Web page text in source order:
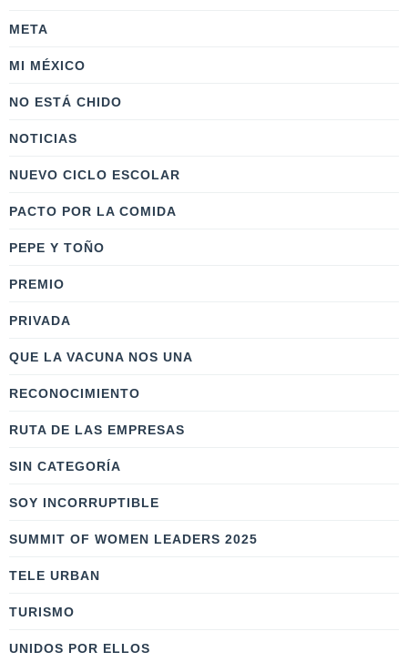
META
MI MÉXICO
NO ESTÁ CHIDO
NOTICIAS
NUEVO CICLO ESCOLAR
PACTO POR LA COMIDA
PEPE Y TOÑO
PREMIO
PRIVADA
QUE LA VACUNA NOS UNA
RECONOCIMIENTO
RUTA DE LAS EMPRESAS
SIN CATEGORÍA
SOY INCORRUPTIBLE
SUMMIT OF WOMEN LEADERS 2025
TELE URBAN
TURISMO
UNIDOS POR ELLOS